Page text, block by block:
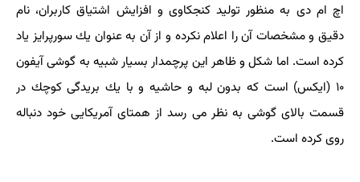
اچ ام دی به منظور تولید كنجكاوی و افزایش اشتیاق كاربران، نام
دقیق و مشخصات آن را اعلام نكرده و از آن به عنوان یك سورپرایز یاد
كرده است. اما شكل و ظاهر این پرچمدار بسیار شبیه به گوشی آیفون
۱۰ (ایكس) است كه بدون لبه و حاشیه و با یك بریدگی كوچك در
قسمت بالای گوشی به نظر می رسد از همتای آمریكایی خود دنباله
روی كرده است.